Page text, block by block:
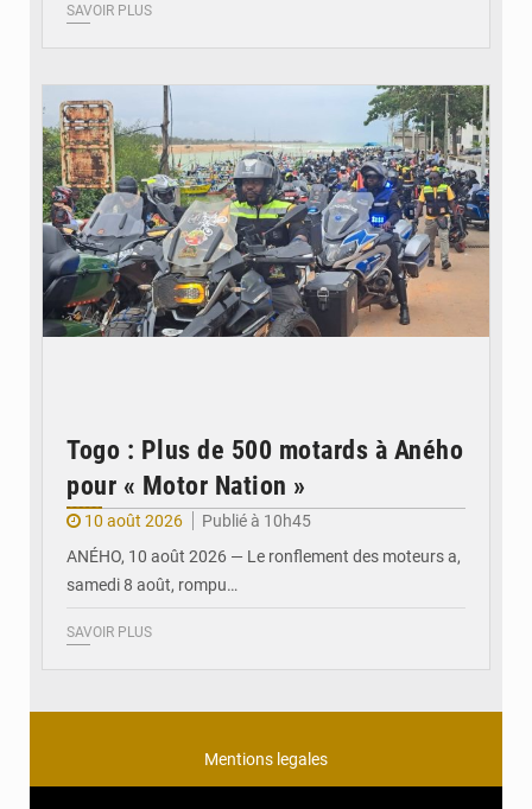
SAVOIR PLUS
Togo : Plus de 500 motards à Aného
pour « Motor Nation »
10 août 2026
Publié à 10h45
ANÉHO, 10 août 2026 — Le ronflement des moteurs a,
samedi 8 août, rompu…
SAVOIR PLUS
Mentions legales